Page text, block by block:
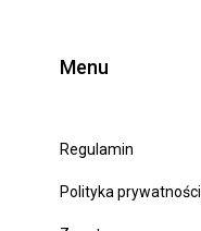
Menu
Regulamin
Polityka prywatności